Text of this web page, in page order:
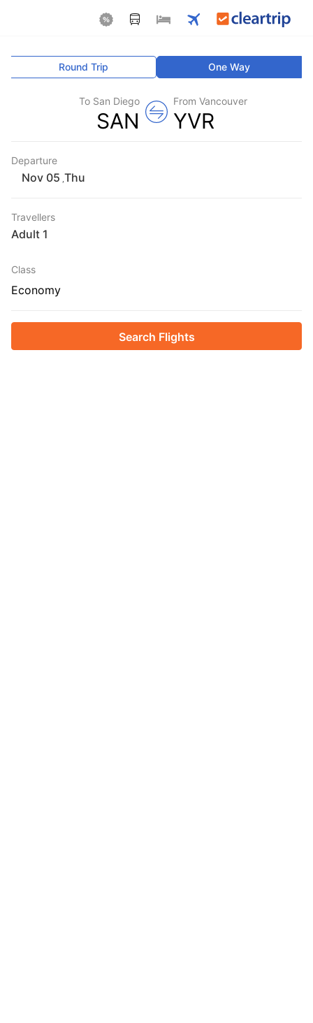
One Way
Round Trip
From Vancouver
YVR
To San Diego
SAN
Departure
Thu
Travellers
1 Adult
Class
Economy